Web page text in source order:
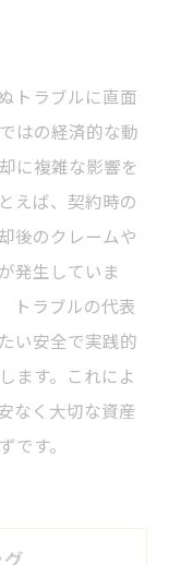
トラブルに直面
はの経済的な動
に複雑な影響を
えば、契約時の
後のクレームや
発生していま
ラブルの代表
い安全で実践的
ます。これによ
なく大切な資産
です。